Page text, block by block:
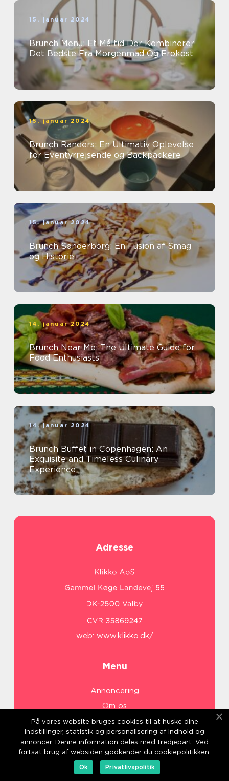
15. januar 2024
Brunch Menu: Et Måltid Der Kombinerer
Det Bedste Fra Morgenmad Og Frokost
15. januar 2024
Brunch Randers: En Ultimativ Oplevelse
for Eventyrrejsende og Backpackere
15. januar 2024
Brunch Sønderborg: En Fusion af Smag
og Historie
14. januar 2024
Brunch Near Me: The Ultimate Guide for
Food Enthusiasts
14. januar 2024
Brunch Buffet in Copenhagen: An
Exquisite and Timeless Culinary
Experience
Adresse
web: www.klikko.dk/
Menu
Annoncering
Om os
Cookies
Kontakt os
Sitemap
På vores website bruges cookies til at huske dine
indstillinger, statistik og personalisering af indhold og
annoncer. Denne information deles med tredjepart. Ved
fortsat brug af websiden godkender du cookiepolitikken.
Ok
Privatlivspolitik